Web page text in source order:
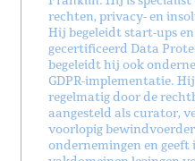
rechten, privacy- en
Hij begeleidt start-ups
gecertificeerd Data
begeleidt hij ook
GDPR-implementatie.
regelmatig door de
aangesteld als curator,
voorlopig
ondernemingen en geeft